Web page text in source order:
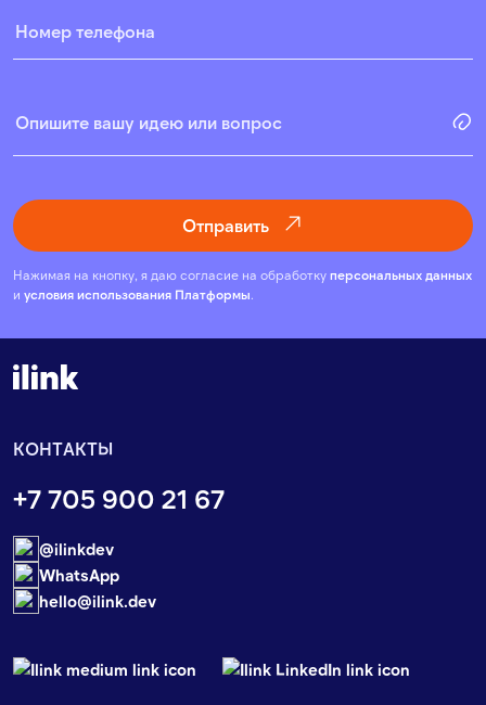
Отправить
Нажимая на кнопку, я даю согласие на обработку персональных данных
и условия использования Платформы.
КОНТАКТЫ
+7 705 900 21 67
@ilinkdev
WhatsApp
hello@ilink.dev